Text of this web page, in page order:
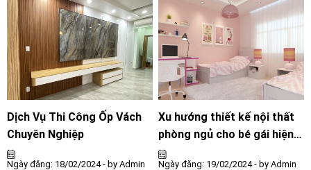
bạn cần chọn lựa một phong
cách thiết kế hợp lý dựa trên diện
tích và yêu cầu sử dụng
nhựa Picomat tiêu chuẩn từ
5mm đến 18mm có màng bảo vệ
là lớp giấy Kraff in logo PICOMAT
và ISO 9001:2015.
Dịch Vụ Thi Công Ốp Vách
Chuyên Nghiệp
Ngày đăng: 18/02/2024 - by Admin
Xu hướng thiết kế nội thất
phòng ngủ cho bé gái hiện
đại mới nhất 2024
Ngày đăng: 19/02/2024 - by Admin